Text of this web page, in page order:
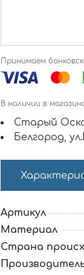
Принимаем
В наличии в
Старый
Белгород,
Артикул
Материал
Страна